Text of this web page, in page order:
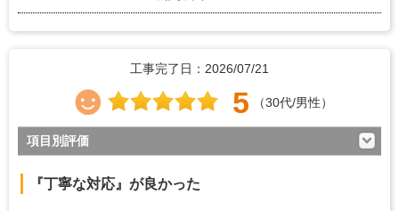
工事完了日：2026/07/21
5 （30代/男性）
項目別評価
『丁寧な対応』が良かった